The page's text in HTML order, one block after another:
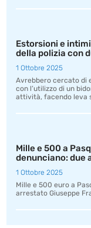
Estorsioni e
della polizia con
1 Ottobre 2025
Avrebbero cercato di
con l’utilizzo di un
attività, facendo leva
Mille e 500 a
denunciano: due
1 Ottobre 2025
Mille e 500 euro a
arrestato Giuseppe